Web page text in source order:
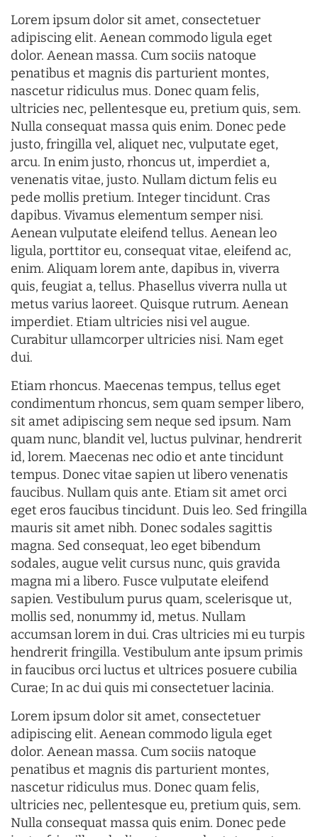
Lorem ipsum dolor sit amet, consectetuer
adipiscing elit. Aenean commodo ligula eget
dolor. Aenean massa. Cum sociis natoque
penatibus et magnis dis parturient montes,
nascetur ridiculus mus. Donec quam felis,
ultricies nec, pellentesque eu, pretium quis, sem.
Nulla consequat massa quis enim. Donec pede
justo, fringilla vel, aliquet nec, vulputate eget,
arcu. In enim justo, rhoncus ut, imperdiet a,
venenatis vitae, justo. Nullam dictum felis eu
pede mollis pretium. Integer tincidunt. Cras
dapibus. Vivamus elementum semper nisi.
Aenean vulputate eleifend tellus. Aenean leo
ligula, porttitor eu, consequat vitae, eleifend ac,
enim. Aliquam lorem ante, dapibus in, viverra
quis, feugiat a, tellus. Phasellus viverra nulla ut
metus varius laoreet. Quisque rutrum. Aenean
imperdiet. Etiam ultricies nisi vel augue.
Curabitur ullamcorper ultricies nisi. Nam eget
dui.
Etiam rhoncus. Maecenas tempus, tellus eget
condimentum rhoncus, sem quam semper libero,
sit amet adipiscing sem neque sed ipsum. Nam
quam nunc, blandit vel, luctus pulvinar, hendrerit
id, lorem. Maecenas nec odio et ante tincidunt
tempus. Donec vitae sapien ut libero venenatis
faucibus. Nullam quis ante. Etiam sit amet orci
eget eros faucibus tincidunt. Duis leo. Sed fringilla
mauris sit amet nibh. Donec sodales sagittis
magna. Sed consequat, leo eget bibendum
sodales, augue velit cursus nunc, quis gravida
magna mi a libero. Fusce vulputate eleifend
sapien. Vestibulum purus quam, scelerisque ut,
mollis sed, nonummy id, metus. Nullam
accumsan lorem in dui. Cras ultricies mi eu turpis
hendrerit fringilla. Vestibulum ante ipsum primis
in faucibus orci luctus et ultrices posuere cubilia
Curae; In ac dui quis mi consectetuer lacinia.
Lorem ipsum dolor sit amet, consectetuer
adipiscing elit. Aenean commodo ligula eget
dolor. Aenean massa. Cum sociis natoque
penatibus et magnis dis parturient montes,
nascetur ridiculus mus. Donec quam felis,
ultricies nec, pellentesque eu, pretium quis, sem.
Nulla consequat massa quis enim. Donec pede